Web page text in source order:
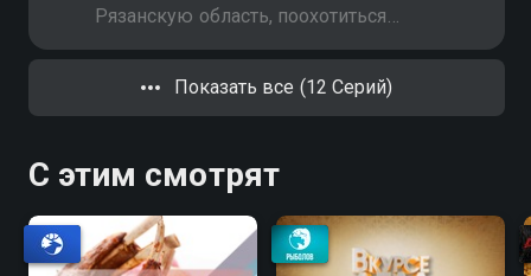
Рязанскую область, поохотиться
на вяхиря. Птицы на полях очень
много, но охота на вяхиря
непредсказуема. Успех такой
Показать все (12 Серий)
С этим смотрят